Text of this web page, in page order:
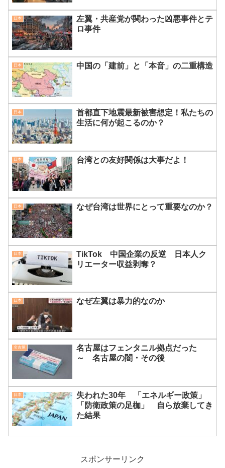
日本
左翼・共産党が関わった凶悪事件とテ
ロ事件
日本 中国の「建前」と「本音」の二重構造
日本
首都直下地震最新被害想定！私たちの
生活に何が起こるのか？
日本 台湾との友好関係は大事だよ！
日本 なぜ台湾は世界にとって重要なのか？
日本
TikTok 中国企業の反逆 日本人ク
リエーター収益剥奪？
日本 なぜ左翼は暴力的なのか
名古屋
名古屋はフェンタニル拠点だった
～ 名古屋の闇・その後
日本
失われた30年 「エネルギー政策」
「防衛政策の足枷」 自ら放棄してき
た結果
スポンサーリンク